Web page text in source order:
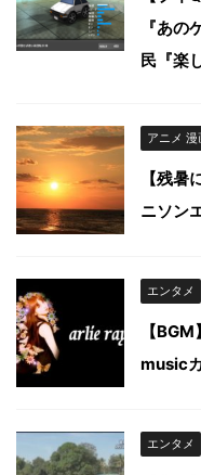
『あ
民『楽
アニメ 漫
【残
ニソン
エンタメ
【
music
エンタメ